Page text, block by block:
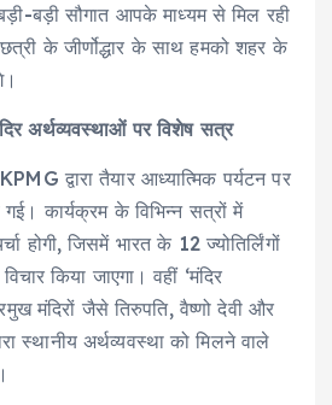
बड़ी सौगात आपके माध्यम से मिल रही
के जीर्णोद्धार के साथ हमको शहर के
अर्थव्यवस्थाओं पर विशेष सत्र
द्वारा तैयार आध्यात्मिक पर्यटन पर
गई। कार्यक्रम के विभिन्न सत्रों में
होगी, जिसमें भारत के 12 ज्योतिर्लिंगों
किया जाएगा। वहीं ‘मंदिर
मंदिरों जैसे तिरुपति, वैष्णो देवी और
स्थानीय अर्थव्यवस्था को मिलने वाले